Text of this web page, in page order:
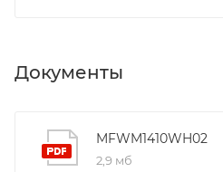
Документы
MFWM1410WH02
2,9 мб